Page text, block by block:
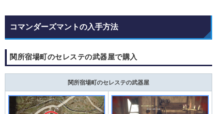
コマンダーズマントの入手方法
関所宿場町のセレステの武器屋で購入
関所宿場町のセレステの武器屋